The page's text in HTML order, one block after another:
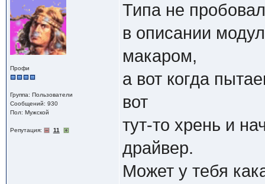
Профи
Группа: Пользователи
Сообщений: 930
Пол: Мужской
Репутация: 11
Типа не
в описании
макаром,
а вот когда
вот
тут-то хрень и
драйвер.
Может у тебя